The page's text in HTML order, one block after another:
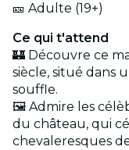
🎫 Adulte (19+)
Ce qui t'attend
🏰 Découvre ce
siècle, situé dans
souffle.
🖼️ Admire les
du château, qui
chevaleresques